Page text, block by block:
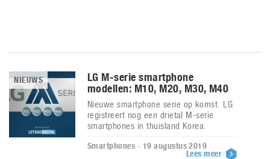
NIEUWS
LG M-serie smartphone
modellen: M10, M20, M30, M40
Nieuwe smartphone serie op komst. LG
registreert nog een drietal M-serie
smartphones in thuisland Korea.
Smartphones - 19 augustus 2019
Lees meer